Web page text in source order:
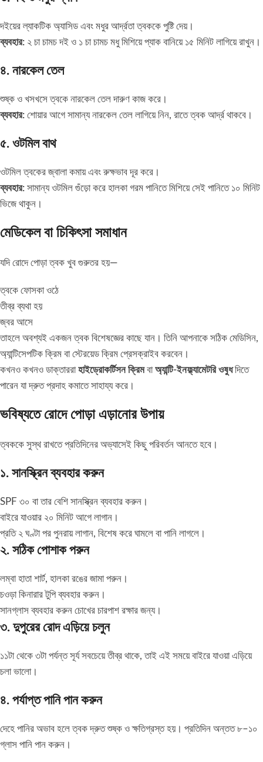
দইয়ের ল্যাকটিক অ্যাসিড এবং মধুর আর্দ্রতা ত্বককে পুষ্টি দেয়।
ব্যবহার: ২ চা চামচ দই ও ১ চা চামচ মধু মিশিয়ে প্যাক বানিয়ে ১৫ মিনিট লাগিয়ে রাখুন।
৪. নারকেল তেল
শুষ্ক ও খসখসে ত্বকে নারকেল তেল দারুণ কাজ করে।
ব্যবহার: শোয়ার আগে সামান্য নারকেল তেল লাগিয়ে নিন, রাতে ত্বক আর্দ্র থাকবে।
৫. ওটমিল বাথ
ওটমিল ত্বকের জ্বালা কমায় এবং রুক্ষভাব দূর করে।
ব্যবহার: সামান্য ওটমিল গুঁড়ো করে হালকা গরম পানিতে মিশিয়ে সেই পানিতে ১০ মিনিট
ভিজে থাকুন।
মেডিকেল বা চিকিৎসা সমাধান
যদি রোদে পোড়া ত্বক খুব গুরুতর হয়—
ত্বকে ফোসকা ওঠে
তীব্র ব্যথা হয়
জ্বর আসে
তাহলে অবশ্যই একজন ত্বক বিশেষজ্ঞের কাছে যান। তিনি আপনাকে সঠিক মেডিসিন,
অ্যান্টিসেপটিক ক্রিম বা স্টেরয়েড ক্রিম প্রেসক্রাইব করবেন।
কখনও কখনও ডাক্তাররাহাইড্রোকর্টিসন ক্রিমবাঅ্যান্টি-ইনফ্ল্যামেটরি ওষুধদিতে
পারেন যা দ্রুত প্রদাহ কমাতে সাহায্য করে।
ভবিষ্যতে রোদে পোড়া এড়ানোর উপায়
ত্বককে সুস্থ রাখতে প্রতিদিনের অভ্যাসেই কিছু পরিবর্তন আনতে হবে।
১. সানস্ক্রিন ব্যবহার করুন
SPF ৩০ বা তার বেশি সানস্ক্রিন ব্যবহার করুন।
বাইরে যাওয়ার ২০ মিনিট আগে লাগান।
প্রতি ২ ঘণ্টা পর পুনরায় লাগান, বিশেষ করে ঘামলে বা পানি লাগলে।
২. সঠিক পোশাক পরুন
লম্বা হাতা শার্ট, হালকা রঙের জামা পরুন।
চওড়া কিনারার টুপি ব্যবহার করুন।
সানগ্লাস ব্যবহার করুন চোখের চারপাশ রক্ষার জন্য।
৩. দুপুরের রোদ এড়িয়ে চলুন
১১টা থেকে ৩টা পর্যন্ত সূর্য সবচেয়ে তীব্র থাকে, তাই এই সময়ে বাইরে যাওয়া এড়িয়ে
চলা ভালো।
৪. পর্যাপ্ত পানি পান করুন
দেহে পানির অভাব হলে ত্বক দ্রুত শুষ্ক ও ক্ষতিগ্রস্ত হয়। প্রতিদিন অন্তত ৮–১০
গ্লাস পানি পান করুন।